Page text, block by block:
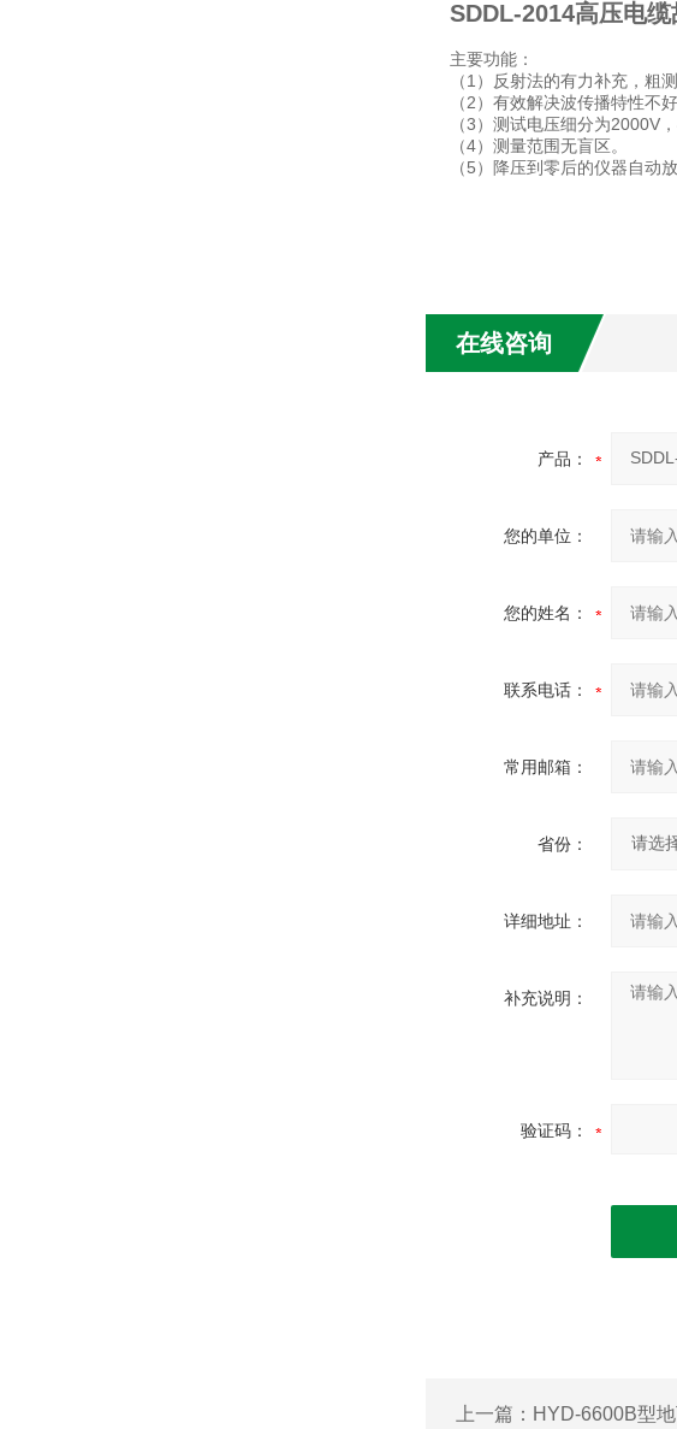
SDDL-2014高压电
主要功能：
（1）反射法的有力补充，粗
（2）有效解决波传播特性不
（3）测试电压细分为2000V
（4）测量范围无盲区。
（5）降压到零后的仪器自动放
在线咨询
产品：
您的单位：
您的姓名：
联系电话：
常用邮箱：
省份：
详细地址：
补充说明：
验证码：
上一篇： HYD-6600B型